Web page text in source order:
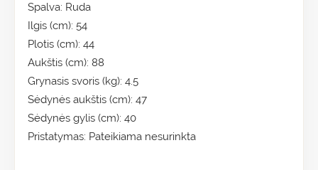
Spalva: Ruda
Ilgis (cm): 54
Plotis (cm): 44
Aukštis (cm): 88
Grynasis svoris (kg): 4.5
Sėdynės aukštis (cm): 47
Sėdynės gylis (cm): 40
Pristatymas: Pateikiama nesurinkta